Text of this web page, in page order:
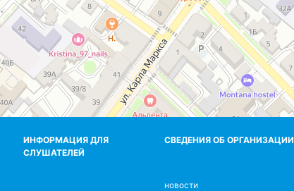
ИНФОРМАЦИЯ ДЛЯ
СЛУШАТЕЛЕЙ
СВЕДЕНИЯ ОБ ОРГАНИЗАЦИИ
новости